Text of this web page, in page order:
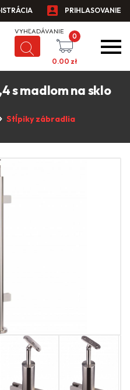
PRIHLASOVANIE
0
0.00 zł
s madlom na sklo
Stĺpiky zábradlia